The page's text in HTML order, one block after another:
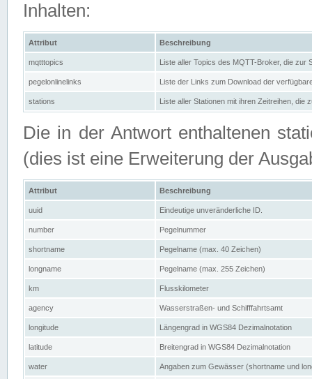
Inhalten:
Attribut Beschreibung
mqtttopics Liste aller Topics des MQTT-Broker, die zur
pegelonlinelinks Liste der Links zum Download der
stations Liste aller Stationen mit ihren Zeitreihen, die
Die in der Antwort enthaltenen
(dies ist eine Erweiterung der
Attribut Beschreibung
uuid Eindeutige unveränderliche ID.
number Pegelnummer
shortname Pegelname (max. 40 Zeichen)
longname Pegelname (max. 255 Zeichen)
km Flusskilometer
agency Wasserstraßen- und Schifffahrtsamt
longitude Längengrad in WGS84 Dezimalnotation
latitude Breitengrad in WGS84 Dezimalnotation
water Angaben zum Gewässer (shortname und